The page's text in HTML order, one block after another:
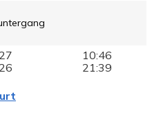
10:46
21:39